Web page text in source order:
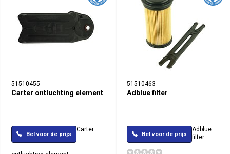
51510455
Carter ontluchting element
Bel voor de prijs
Carter
51510463
Adblue filter
Bel voor de prijs
Adblue
filter